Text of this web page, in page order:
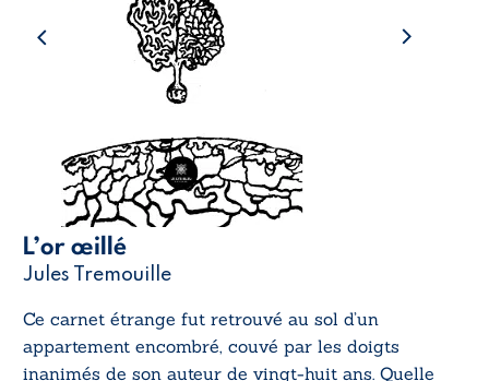
L’or œillé
Jules Tremouille
Ce carnet étrange fut retrouvé au sol d’un
appartement encombré, couvé par les doigts
inanimés de son auteur de vingt-huit ans. Quelle